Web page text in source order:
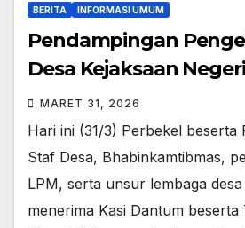
BERITA INFORMASI UMUM
Pendampingan
Desa Kejaksaan
MARET 31, 2026
Hari ini (31/3) Perbekel beserta
Staf Desa, Bhabinkamtibmas,
LPM, serta unsur lembaga
menerima Kasi Dantum beserta